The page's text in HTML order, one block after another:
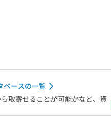
ベースの一覧
取寄せることが可能かなど、資